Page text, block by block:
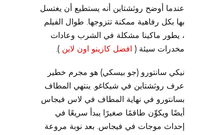
عندما أوضح روثشتاين أنه يستطيع أن يغتسل
بها بكل رفاهية ممكنة تتزوجها. طوال الفيلم
، يطور ماكينا مشكلة في الشرب وعادات
مخدرات سيئة ( افضل كازينو اون لاين ).
نيكي سانتورو (جو بيسكي) هو مجرم خطير
عرف روثشتاين في شيكاغو. ينتهي المطاف
بسانتورو في نهاية المطاف في لاس فيجاس
أيضًا ويكوِّن طاقمًا صغيرًا يبدأ سريعًا في
إحداث موجات في فيجاس. بعد نوبة مروعة